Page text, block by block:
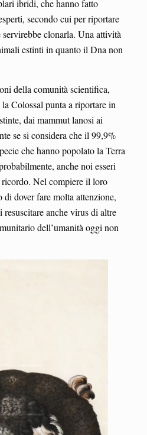
ibridi, che hanno fatto
secondo cui per riportare
clonarla. Una attività
estinti in quanto il Dna non
della comunità scientifica,
Colossal punta a riportare in
dai mammut lanosi ai
se si considera che il 99,9%
che hanno popolato la Terra
anche noi esseri
Nel compiere il loro
dover fare molta attenzione,
anche virus di altre
dell’umanità oggi non